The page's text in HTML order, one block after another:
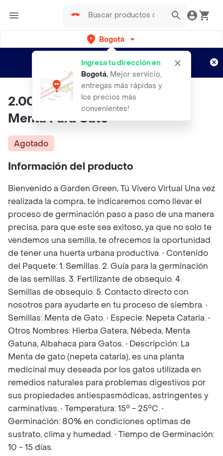
Bogotá
Ingresa tu dirección en
Bogotá. Mejor servicio,
entregas más rápidas y
los precios más
convenientes!
envíos gratis por semanas
Aplican TyC
2.000 Semillas Orgánicas De
Menta Para Gato
Agotado
Información del producto
Bienvenido a Garden Green, Tú Vivero Virtual Una vez
realizada la compra, te indicaremos como llevar el
proceso de germinación paso a paso de una manera
precisa, para que este sea exitoso, ya que no solo te
vendemos una semilla, te ofrecemos la oportunidad
de tener una huerta urbana productiva. • Contenido
del Paquete: 1. Semillas. 2. Guía para la germinación
de las semillas. 3. Fertilizante de obsequio. 4.
Semillas de obsequio. 5. Contacto directo con
nosotros para ayudarte en tu proceso de siembra. •
Semillas: Menta de Gato. • Especie: Nepeta Cataria. •
Otros Nombres: Hierba Gatera, Nébeda, Menta
Gatuna, Albahaca para Gatos. • Descripción: La
Menta de gato (nepeta cataria), es una planta
medicinal muy deseada por los gatos utilizada en
remedios naturales para problemas digestivos por
sus propiedades antiespasmódicas, astringentes y
carminativas. • Temperatura: 15° - 25°C. •
Germinación: 80% en condiciones optimas de
sustrato, clima y humedad. • Tiempo de Germinación:
10 - 15 días.